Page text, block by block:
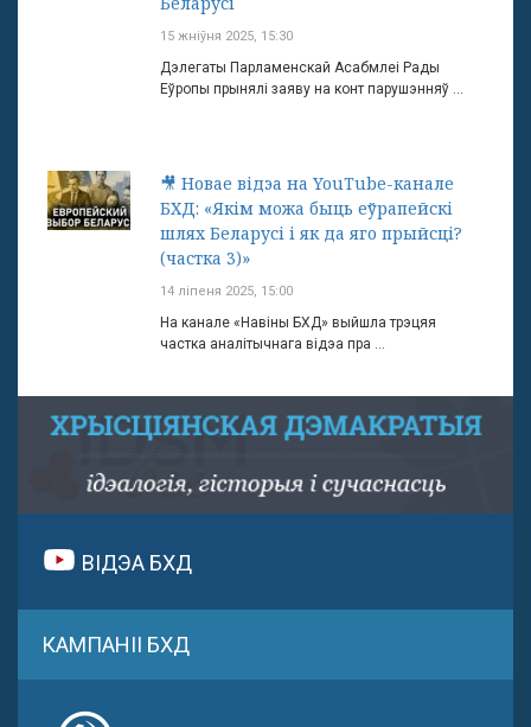
15 жніўня 2025, 15:30
Дэлегаты Парламенскай Асабмлеі Рады
Еўропы прынялі заяву на конт парушэнняў ...
🎥 Новае відэа на YouTube-канале
БХД: «Якім можа быць еўрапейскі
шлях Беларусі і як да яго прыйсці?
(частка 3)»
14 ліпеня 2025, 15:00
На канале «Навіны БХД» выйшла трэцяя
частка аналітычнага відэа пра ...
ВІДЭА БХД
КАМПАНІІ БХД